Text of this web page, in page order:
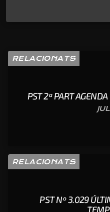
RELACIONATS
PST 2ª PART
RELACIONATS
PST Nº 3.029